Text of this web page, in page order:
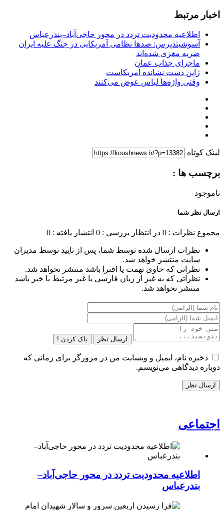
اخبار مرتبط
اطلاعیه محدودیت تردد در محور حاجی‌آباد–بندرعباس
آسوشیتدپرس: صدها نظامی آمریکایی در جنگ علیه ایران
ضربه مغزی شده‌اند
ماجرای جذاب عمان
ژاپن دست نشانده آمریکاست
وقتی واژه‌ها لباس عوض می‌کنند
لینک کوتاه
برچسب ها :
ناموجود
ارسال نظر شما
مجموع نظرات : 0 در انتظار بررسی : 0 انتشار یافته : 0
نظرات ارسال شده توسط شما، پس از تایید توسط مدیران
سایت منتشر خواهد شد.
نظراتی که حاوی تهمت یا افترا باشد منتشر نخواهد شد.
نظراتی که به غیر از زبان فارسی یا غیر مرتبط با خبر باشد
منتشر نخواهد شد.
ارسال نظر پاک کردن !
ذخیره نام، ایمیل و وبسایت من در مرورگر برای زمانی که
دوباره دیدگاهی می‌نویسم.
اجتماعی
اطلاعیه محدودیت تردد در محور حاجی‌آباد–
بندرعباس